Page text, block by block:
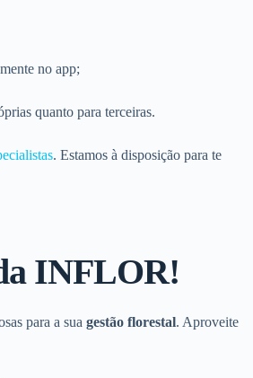
no app;
quanto para terceiras.
. Estamos à disposição para te
INFLOR!
para a sua gestão florestal. Aproveite